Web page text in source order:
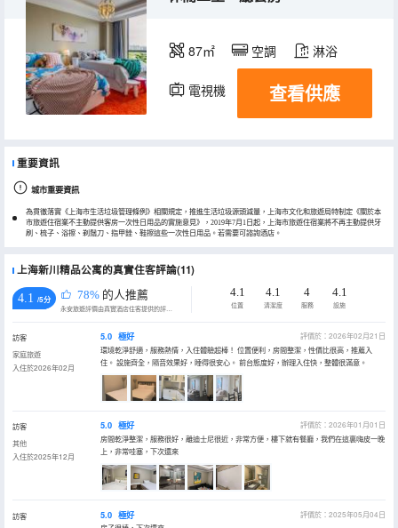
87㎡ 空調 淋浴
電視機 冰箱
查看供應
重要資訊
城市重要資訊
為貫徹落實《上海市生活垃圾管理條例》相關規定，推進生活垃圾源頭減量，上海市文化和旅遊局特制定《關於本
市旅遊住宿業不主動提供客房一次性日用品的實施意見》，2019年7月1日起，上海市旅遊住宿業將不再主動提供牙
刷、梳子、浴擦、剃鬚刀、指甲銼、鞋擦這些一次性日用品。若需要可諮詢酒店。
上海新川精品公寓的真實住客評論(11)
4.1 /5分 78% 的人推薦
永安旅遊評價由真實酒店住客提供的評價。
4.1
位置
4.1
清潔度
4
服務
4.1
設施
訪客
家庭旅遊
入住於2026年02月
5.0 極好
評價於：2026年02月21日
環境乾淨舒適，服務熱情，入住體驗超棒！ 位置便利，房間整潔，性價比很高，推薦入
住。 設施齊全，隔音效果好，睡得很安心。 前台態度好，辦理入住快，整體很滿意。
訪客
其他
入住於2025年12月
5.0 極好
評價於：2026年01月01日
房間乾淨整潔，服務很好，離迪士尼很近，非常方便，樓下就有餐廳，我們在這裏嗨皮一晚
上，非常哇塞，下次還來
訪客
5.0 極好
評價於：2025年05月04日